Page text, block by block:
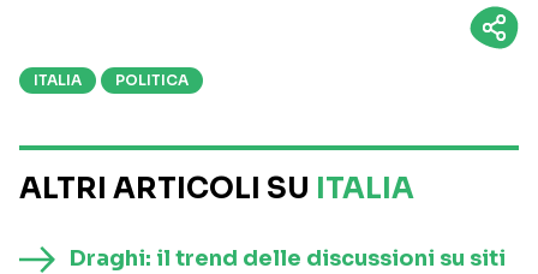
ITALIA POLITICA
ALTRI ARTICOLI SU ITALIA
Draghi: il trend delle discussioni su siti